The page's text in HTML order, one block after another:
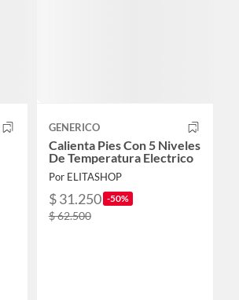
GENERICO
Calienta Pies Con 5 Niveles
De Temperatura Electrico
Por ELITASHOP
$ 31.250 -50%
$ 62.500